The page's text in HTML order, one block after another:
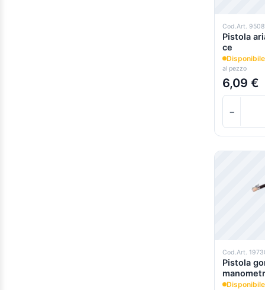
Cod.Art.
Pistola
ce
al pezzo
6,09 €
−
Cod.Art.
Pistola